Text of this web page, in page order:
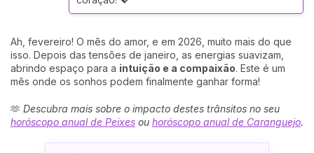
Ah, fevereiro! O mês do amor, e em 2026, muito mais do que
isso. Depois das tensões de janeiro, as energias suavizam,
abrindo espaço para a intuição e a compaixão. Este é um
mês onde os sonhos podem finalmente ganhar forma!
🫶 Descubra mais sobre o impacto destes trânsitos no seu
horóscopo anual de Peixes ou horóscopo anual de Caranguejo.